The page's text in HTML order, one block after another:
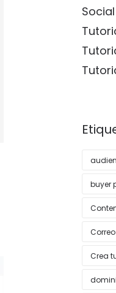
buyer
Crea